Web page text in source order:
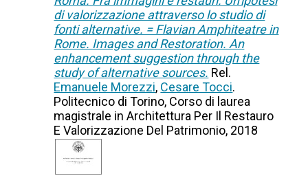
di valorizzazione attraverso lo studio di
fonti alternative. = Flavian Amphiteatre in
Rome. Images and Restoration. An
enhancement suggestion through the
study of alternative sources. Rel.
Emanuele Morezzi, Cesare Tocci.
Politecnico di Torino, Corso di laurea
magistrale in Architettura Per Il Restauro
E Valorizzazione Del Patrimonio, 2018